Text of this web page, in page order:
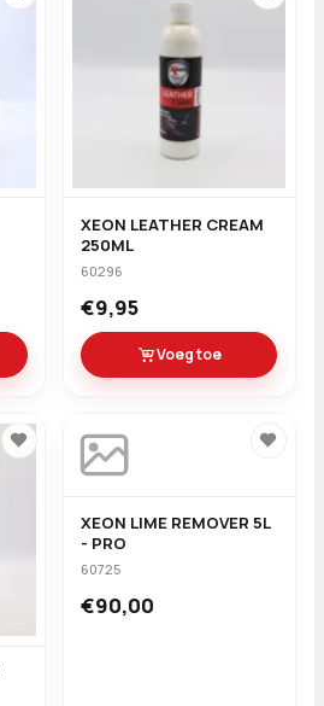
XEON LEATHER CREAM
250ML
60296
€9,95
Voeg toe
XEON LIME REMOVER 5L
- PRO
60725
€90,00